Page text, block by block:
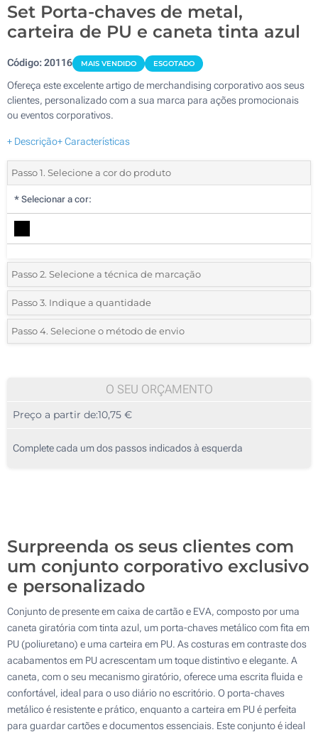
Set Porta-chaves de metal,
carteira de PU e caneta tinta azul
Código:20116 MAIS VENDIDO ESGOTADO
Ofereça este excelente artigo de merchandising corporativo aos seus
clientes, personalizado com a sua marca para ações promocionais
ou eventos corporativos.
+ Descrição+ Características
Passo 1. Selecione a cor do produto
* Selecionar a cor:
Passo 2. Selecione a técnica de marcação
*Selecione o tipo de marcação e as cores do logotipo:
1 Cor (Em um utensílio)
3 Cores (Em um utensílio)
Passo 3. Indique a quantidade
*Quantidade mínima:5
10
25
Passo 4. Selecione o método de envio
O SEU ORÇAMENTO
Preço a partir de:10,75 €
Complete cada um dos passos indicados à esquerda
Surpreenda os seus clientes com
um conjunto corporativo exclusivo
e personalizado
Conjunto de presente em caixa de cartão e EVA, composto por uma
caneta giratória com tinta azul, um porta-chaves metálico com fita em
PU (poliuretano) e uma carteira em PU. As costuras em contraste dos
acabamentos em PU acrescentam um toque distintivo e elegante. A
caneta, com o seu mecanismo giratório, oferece uma escrita fluida e
confortável, ideal para o uso diário no escritório. O porta-chaves
metálico é resistente e prático, enquanto a carteira em PU é perfeita
para guardar cartões e documentos essenciais. Este conjunto é ideal